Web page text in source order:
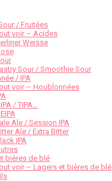
/ Fruitées
voir – Acides
Weisse
Sour / Smoothie Sour
/ IPA
voir – Houblonnées
/ TIPA…
Ale / Session IPA
Ale / Extra Bitter
IPA
bières de blé
voir – Lagers et bières de blé